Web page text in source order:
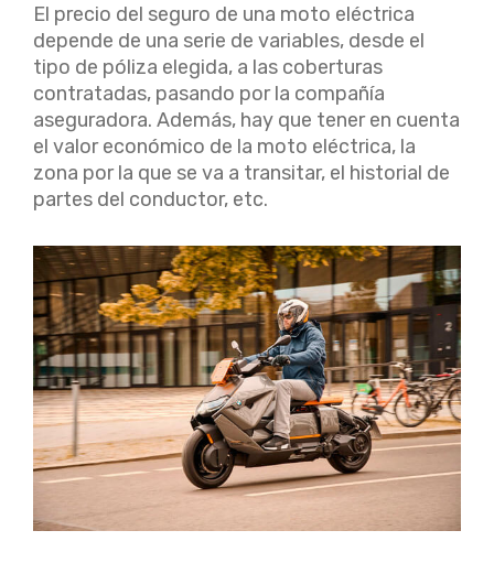
El precio del seguro de una moto eléctrica
depende de una serie de variables, desde el
tipo de póliza elegida, a las coberturas
contratadas, pasando por la compañía
aseguradora. Además, hay que tener en cuenta
el valor económico de la moto eléctrica, la
zona por la que se va a transitar, el historial de
partes del conductor, etc.